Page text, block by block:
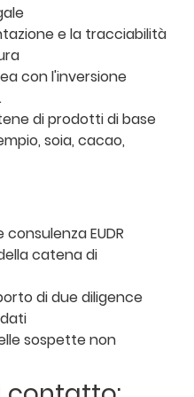
e la tracciabilità
con l'inversione
di prodotti di base
soia, cacao,
EUDR
catena di
di due diligence
sospette non